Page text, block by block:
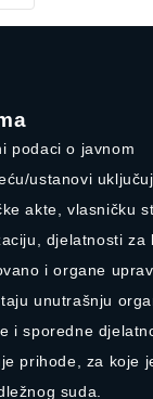
podaci o javnom
ustanovi
akte, vlasničku
djelatnosti za
i organe
unutrašnju
i sporedne
prihode, za koje
suda.